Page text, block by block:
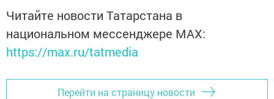
Читайте новости Татарстана в
национальном мессенджере MАХ:
https://max.ru/tatmedia
Перейти на страницу новости